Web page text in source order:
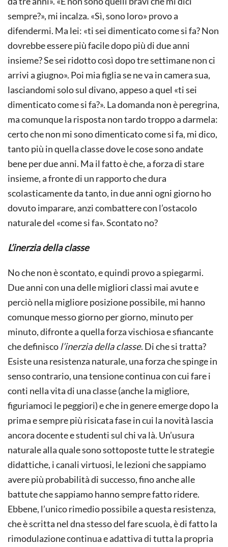
sempre?», mi incalza. «Sì, sono loro» provo a
difendermi. Ma lei: «ti sei dimenticato come si fa? Non
dovrebbe essere più facile dopo più di due anni
insieme? Se sei ridotto così dopo tre settimane non ci
arrivi a giugno». Poi mia figlia se ne va in camera sua,
lasciandomi solo sul divano, appeso a quel «ti sei
dimenticato come si fa?». La domanda non è peregrina,
ma comunque la risposta non tardo troppo a darmela:
certo che non mi sono dimenticato come si fa, mi dico,
tanto più in quella classe dove le cose sono andate
bene per due anni. Ma il fatto è che, a forza di stare
insieme, a fronte di un rapporto che dura
scolasticamente da tanto, in due anni ogni giorno ho
dovuto imparare, anzi combattere con l’ostacolo
naturale del «come si fa». Scontato no?
L’inerzia della classe
No che non è scontato, e quindi provo a spiegarmi.
Due anni con una delle migliori classi mai avute e
perciò nella migliore posizione possibile, mi hanno
comunque messo giorno per giorno, minuto per
minuto, difronte a quella forza vischiosa e sfiancante
che definisco l’inerzia della classe. Di che si tratta?
Esiste una resistenza naturale, una forza che spinge in
senso contrario, una tensione continua con cui fare i
conti nella vita di una classe (anche la migliore,
figuriamoci le peggiori) e che in genere emerge dopo la
prima e sempre più risicata fase in cui la novità lascia
ancora docente e studenti sul chi va là. Un’usura
naturale alla quale sono sottoposte tutte le strategie
didattiche, i canali virtuosi, le lezioni che sappiamo
avere più probabilità di successo, fino anche alle
battute che sappiamo hanno sempre fatto ridere.
Ebbene, l’unico rimedio possibile a questa resistenza,
che è scritta nel dna stesso del fare scuola, è di fatto la
rimodulazione continua e adattiva di tutta la propria